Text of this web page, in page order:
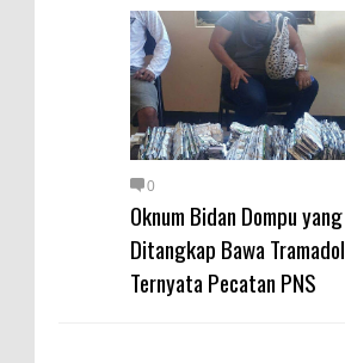
0
Oknum Bidan Dompu yang
Ditangkap Bawa Tramadol
Ternyata Pecatan PNS